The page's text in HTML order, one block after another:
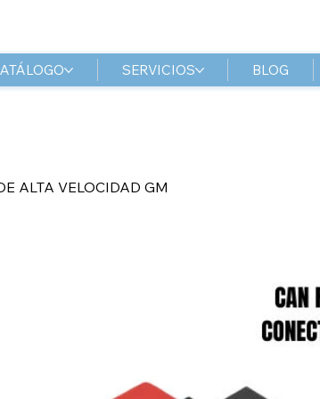
SERVICIOS BLOG
ALTA VELOCIDAD GM